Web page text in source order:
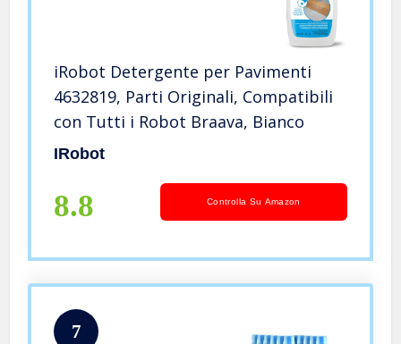
iRobot Detergente per Pavimenti
4632819, Parti Originali, Compatibili
con Tutti i Robot Braava, Bianco
IRobot
8.8 Controlla Su Amazon
7